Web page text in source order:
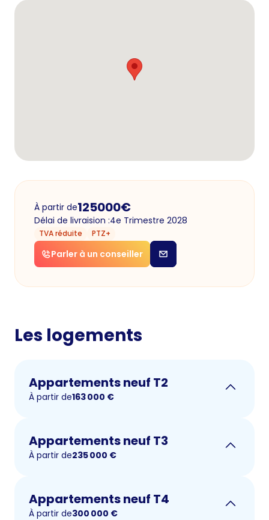
À partir de125000€
Délai de livraision :4e Trimestre 2028
TVA réduite PTZ+
Parler à un conseiller
Les logements
Appartements neuf T2
À partir de163 000 €
Appartements neuf T3
À partir de235 000 €
Appartements neuf T4
À partir de300 000 €